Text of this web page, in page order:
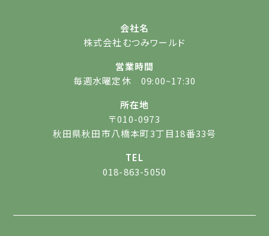
会社名
株式会社むつみワールド
営業時間
毎週水曜定休 09:00~17:30
所在地
〒010-0973
秋田県秋田市八橋本町3丁目18番33号
TEL
018-863-5050